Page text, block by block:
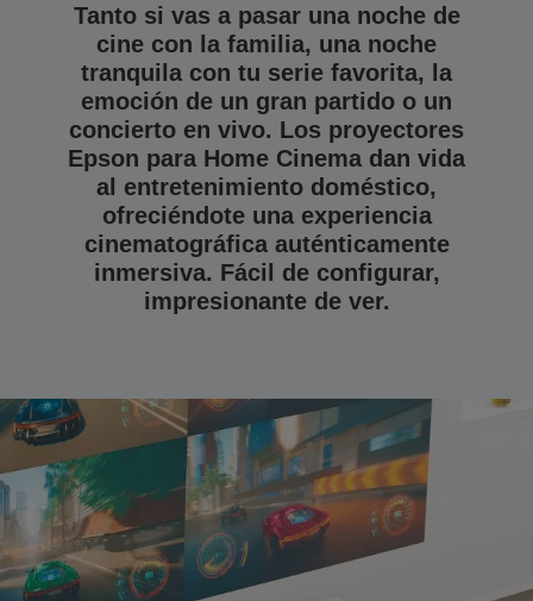
Tanto si vas a pasar una noche de
cine con la familia, una noche
tranquila con tu serie favorita, la
emoción de un gran partido o un
concierto en vivo. Los proyectores
Epson para Home Cinema dan vida
al entretenimiento doméstico,
ofreciéndote una experiencia
cinematográfica auténticamente
inmersiva. Fácil de configurar,
impresionante de ver.